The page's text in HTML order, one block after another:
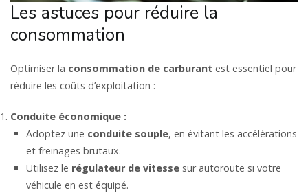
Les astuces pour réduire la
consommation
Optimiser la consommation de carburant est essentiel pour
réduire les coûts d’exploitation :
Conduite économique :
Adoptez une conduite souple, en évitant les accélérations
et freinages brutaux.
Utilisez le régulateur de vitesse sur autoroute si votre
véhicule en est équipé.